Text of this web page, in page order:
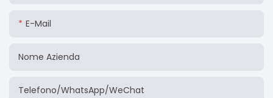
E-Mail
Nome Azienda
Telefono/WhatsApp/WeChat